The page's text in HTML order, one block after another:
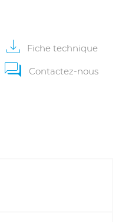
Fiche technique
Contactez-nous